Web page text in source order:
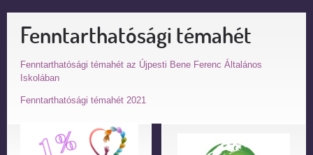
Fenntarthatósági témahét
Fenntarthatósági témahét az Újpesti Bene Ferenc Általános
Iskolában
Fenntarthatósági témahét 2021